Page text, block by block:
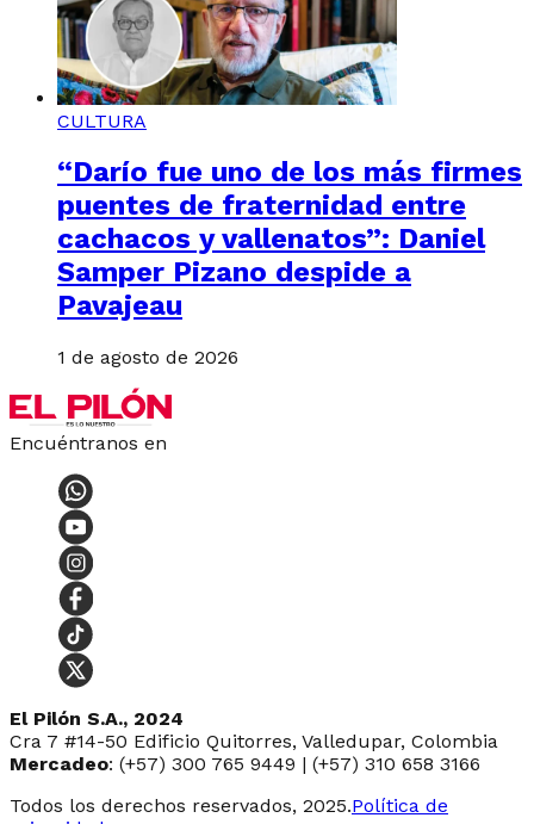
CULTURA
“Darío fue uno de los más firmes
puentes de fraternidad entre
cachacos y vallenatos”: Daniel
Samper Pizano despide a
Pavajeau
1 de agosto de 2026
Encuéntranos en
El Pilón S.A., 2024
Cra 7 #14-50 Edificio Quitorres, Valledupar, Colombia
Mercadeo: (+57) 300 765 9449 | (+57) 310 658 3166
Todos los derechos reservados, 2025.Política de